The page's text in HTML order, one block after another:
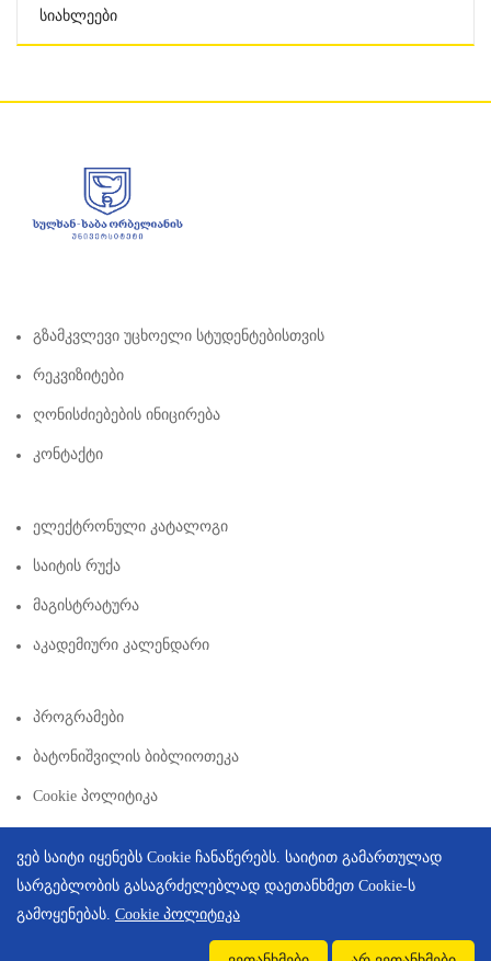
Სიახლეები
Გზამკვლევი Უცხოელი Სტუდენტებისთვის
Რეკვიზიტები
Ღონისძიებების Ინიცირება
Კონტაქტი
Ელექტრონული Კატალოგი
Საიტის Რუქა
Მაგისტრატურა
Აკადემიური Კალენდარი
Პროგრამები
Ბატონიშვილის Ბიბლიოთეკა
Cookie Პოლიტიკა
Copyright © 2026 | Created By
ვებ საიტი იყენებს Cookie ჩანაწერებს. საიტით გამართულად
სარგებლობის გასაგრძელებლად დაეთანხმეთ Cookie-ს
გამოყენებას. Cookie პოლიტიკა